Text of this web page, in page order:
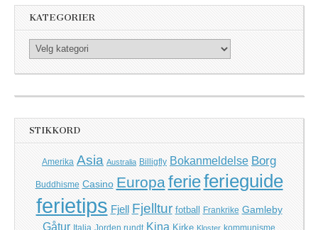
KATEGORIER
Kategorier
STIKKORD
Amerika Asia Australia Billigfly Bokanmeldelse Borg
Buddhisme Casino Europa ferieferieguide
ferietips Fjell Fjelltur fotball Frankrike Gamleby
Gåtur Italia Jorden rundt Kina Kirke Kloster kommunisme